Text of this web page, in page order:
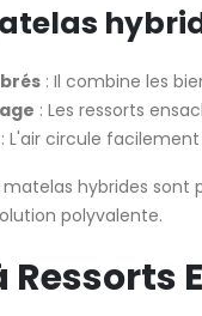
: Il combine les
: Les ressorts
: L'air circule
matelas hybrides
polyvalente.
Ressorts